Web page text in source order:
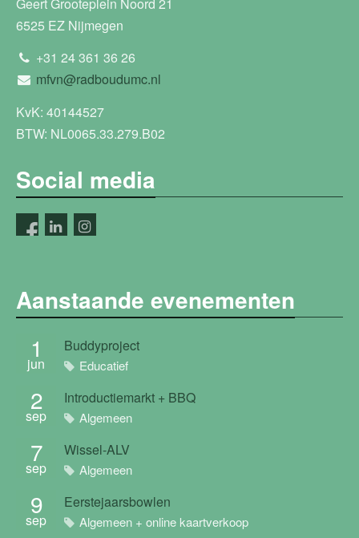
6525 EZ Nijmegen
+31 24 361 36 26
mfvn@radboudumc.nl
KvK: 40144527
BTW: NL0065.33.279.B02
Social media
Aanstaande evenementen
1
jun
Buddyproject
Educatief
2
sep
Introductiemarkt + BBQ
Algemeen
7
sep
Wissel-ALV
Algemeen
9
sep
Eerstejaarsbowlen
Algemeen + online kaartverkoop